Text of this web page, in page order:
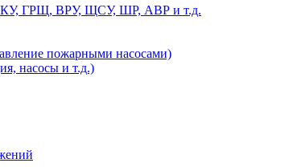
НКУ, ГРЩ, ВРУ, ЩСУ, ШР, АВР и т.д.
пожарными насосами)
насосы и т.д.)